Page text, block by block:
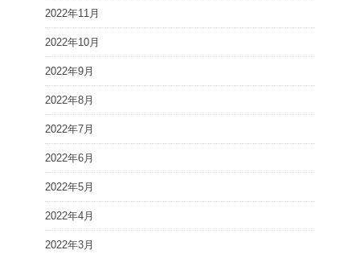
2022年11月
2022年10月
2022年9月
2022年8月
2022年7月
2022年6月
2022年5月
2022年4月
2022年3月